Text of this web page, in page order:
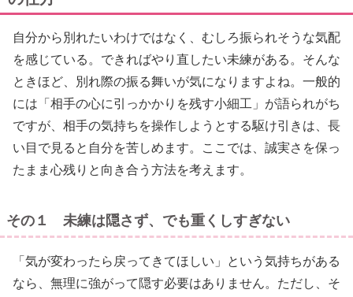
自分から別れたいわけではなく、むしろ振られそうな気配
を感じている。できればやり直したい未練がある。そんな
ときほど、別れ際の振る舞いが気になりますよね。一般的
には「相手の心に引っかかりを残す小細工」が語られがち
ですが、相手の気持ちを操作しようとする駆け引きは、長
い目で見ると自分を苦しめます。ここでは、誠実さを保っ
たまま心残りと向き合う方法を考えます。
その１ 未練は隠さず、でも重くしすぎない
「気が変わったら戻ってきてほしい」という気持ちがある
なら、無理に強がって隠す必要はありません。ただし、そ